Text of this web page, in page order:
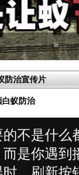
防治宣传片
白蚁防治